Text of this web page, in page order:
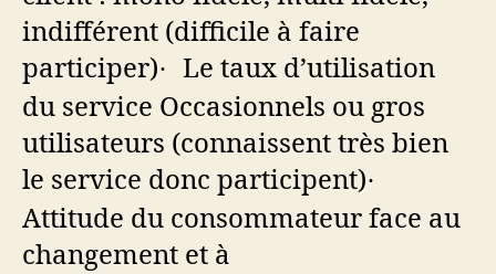
indifférent (difficile à faire
participer)·
Le taux d’utilisation
du service Occasionnels ou gros
utilisateurs (connaissent très bien
le service donc participent)·
Attitude du consommateur face au
changement et à